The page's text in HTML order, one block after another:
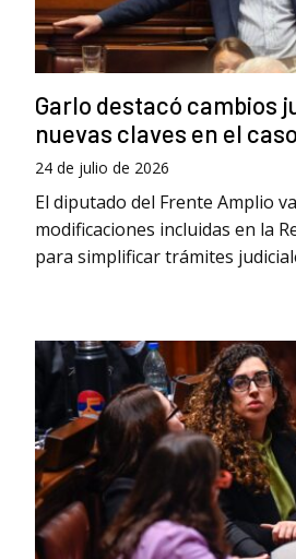
Garlo destacó cambios
nuevas claves en el
24 de julio de 2026
El diputado del Frente Amplio
modificaciones incluidas en la
para simplificar trámites